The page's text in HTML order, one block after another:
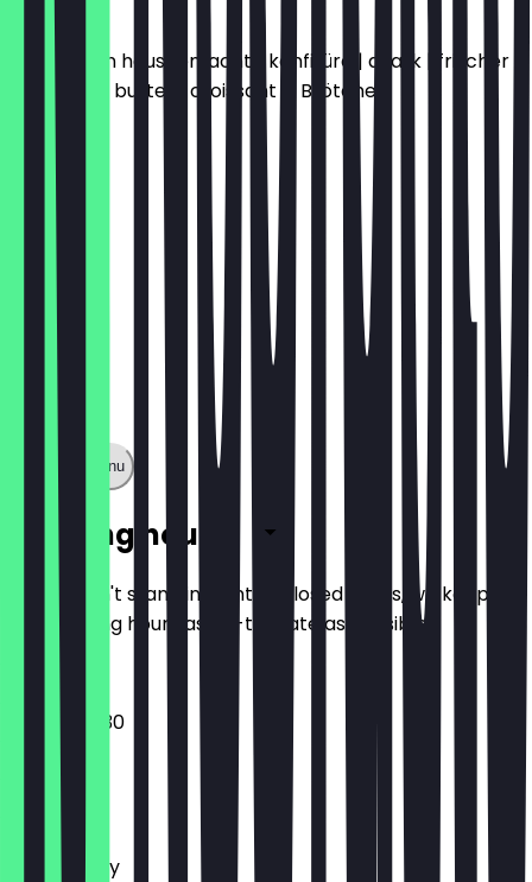
zwei sorten hausgemachte konfitüre | quark | frischer
obstsalat | butter | croissant & Brötchen
Show full menu
Opening hours
So you don't stand in front of closed doors, we keep
the opening hours as up-to-date as possible.
08:00 - 18:30
Monday
Tuesday
Wednesday